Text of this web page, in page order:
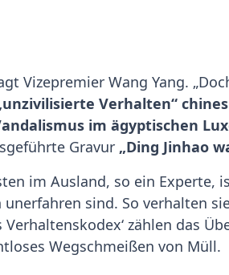
Vizepremier Wang Yang.
Verhalten“
im ägyptischen
Gravur „Ding Jinhao
im Ausland, so ein Experte,
sind. So verhalten
zählen das
Wegschmeißen von Müll.